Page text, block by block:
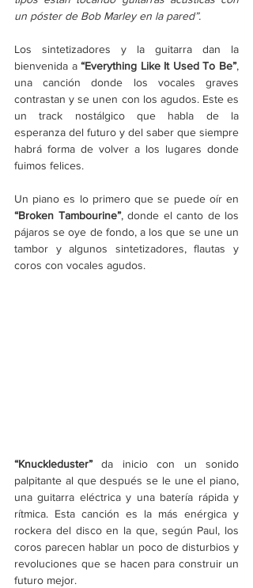
un póster de Bob Marley en la pared”.
Los sintetizadores y la guitarra dan la
bienvenida a “Everything Like It Used To Be”,
una canción donde los vocales graves
contrastan y se unen con los agudos. Este es
un track nostálgico que habla de la
esperanza del futuro y del saber que siempre
habrá forma de volver a los lugares donde
fuimos felices.
“Broken Tambourine”, donde el canto de los
pájaros se oye de fondo, a los que se une un
tambor y algunos sintetizadores, flautas y
coros con vocales agudos.
“Knuckleduster” da inicio con un sonido
palpitante al que después se le une el piano,
una guitarra eléctrica y una batería rápida y
rítmica. Esta canción es la más enérgica y
rockera del disco en la que, según Paul, los
coros parecen hablar un poco de disturbios y
revoluciones que se hacen para construir un
futuro mejor.